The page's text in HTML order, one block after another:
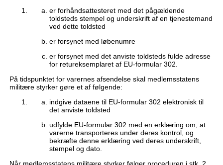
er forhåndsattesteret med det pågældende
toldsteds stempel og underskrift af en tjenestemand
ved dette toldsted
er forsynet med løbenumre
er forsynet med det anviste toldsteds fulde adresse
for retureksemplaret af EU-formular 302.
På tidspunktet for varernes afsendelse skal medlemsstatens
militære styrker gøre et af følgende:
indgive dataene til EU-formular 302 elektronisk til
det anviste toldsted
udfylde EU-formular 302 med en erklæring om, at
varerne transporteres under deres kontrol, og
bekræfte denne erklæring ved deres underskrift,
stempel og dato.
Når medlemsstatens militære styrker følger proceduren i stk. 2,